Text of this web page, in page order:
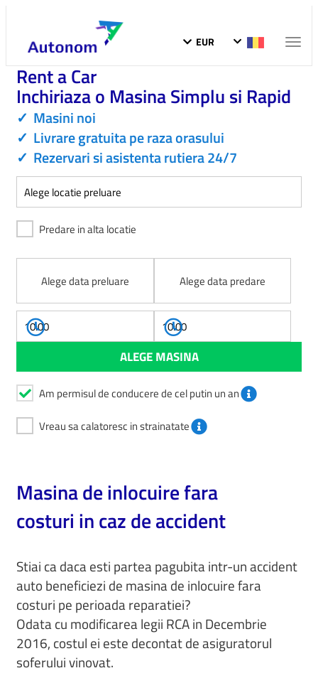
Toggle
EUR
Rent a Car
Inchiriaza o Masina Simplu si Rapid
✓ Masini noi
✓ Livrare gratuita pe raza orasului
✓ Rezervari si asistenta rutiera 24/7
Predare in alta locatie
Alege data preluare Alege data predare
Am permisul de conducere de cel putin un an
Vreau sa calatoresc in strainatate
Masina de inlocuire fara
costuri in caz de accident
Stiai ca daca esti partea pagubita intr-un accident
auto beneficiezi de masina de inlocuire fara
costuri pe perioada reparatiei?
Odata cu modificarea legii RCA in Decembrie
2016, costul ei este decontat de asiguratorul
soferului vinovat.